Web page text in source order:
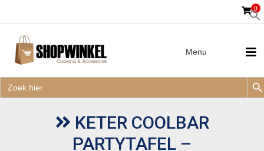
naar:
0
Zoek
naar:
Menu
KETER COOLBAR
PARTYTAFEL –